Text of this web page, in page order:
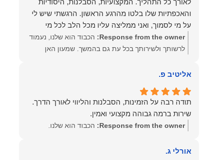
לאורך כל התהליך. המקצועיות, הסבלנות, היסודיות
והאכפתיות שלו בלטו מהרגע הראשון. הרגשתי שיש לי
על מי לסמוך, ואני ממליצה עליו מכל הלב לכל מי
שמחפש עורך דין מקצועי, אמין ומסור.
Response from the owner:
הכבוד הוא שלנו, נעמוד
לרשותך ולשירותך בכל עת גם בהמשך. שמעון האן
אליטיב פ.
שירות ברמה גבוהה מקצועי ואמין.
Response from the owner: הכבוד הוא שלנו.
אורלי ג.